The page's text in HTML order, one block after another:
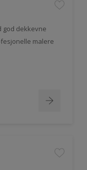
god dekkevne
malere